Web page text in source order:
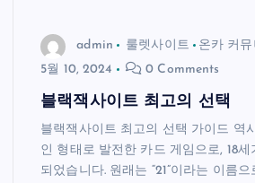
admin 룰렛사이트
온카 커뮤
5월 10, 2024
0 Comments
블랙잭사이트 최고의 선택
블랙잭사이트 최고의 선택 가이드 역
인 형태로 발전한 카드 게임으로, 18
되었습니다. 원래는 “21”이라는 이름으